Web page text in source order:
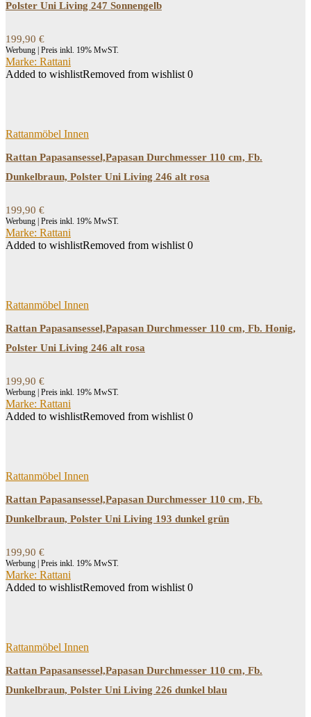
Polster Uni Living 247 Sonnengelb
199,90 €
Werbung | Preis inkl. 19% MwST.
Marke: Rattani
Added to wishlistRemoved from wishlist 0
Rattanmöbel Innen
Rattan Papasansessel,Papasan Durchmesser 110 cm, Fb.
Dunkelbraun, Polster Uni Living 246 alt rosa
199,90 €
Werbung | Preis inkl. 19% MwST.
Marke: Rattani
Added to wishlistRemoved from wishlist 0
Rattanmöbel Innen
Rattan Papasansessel,Papasan Durchmesser 110 cm, Fb. Honig,
Polster Uni Living 246 alt rosa
199,90 €
Werbung | Preis inkl. 19% MwST.
Marke: Rattani
Added to wishlistRemoved from wishlist 0
Rattanmöbel Innen
Rattan Papasansessel,Papasan Durchmesser 110 cm, Fb.
Dunkelbraun, Polster Uni Living 193 dunkel grün
199,90 €
Werbung | Preis inkl. 19% MwST.
Marke: Rattani
Added to wishlistRemoved from wishlist 0
Rattanmöbel Innen
Rattan Papasansessel,Papasan Durchmesser 110 cm, Fb.
Dunkelbraun, Polster Uni Living 226 dunkel blau